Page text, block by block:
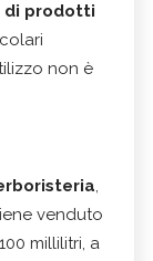
di prodotti
non è
,
venduto
millilitri, a